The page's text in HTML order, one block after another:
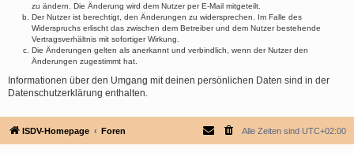
zu ändern. Die Änderung wird dem Nutzer per E-Mail mitgeteilt.
Der Nutzer ist berechtigt, den Änderungen zu widersprechen. Im Falle des
Widerspruchs erlischt das zwischen dem Betreiber und dem Nutzer bestehende
Vertragsverhältnis mit sofortiger Wirkung.
Die Änderungen gelten als anerkannt und verbindlich, wenn der Nutzer den
Änderungen zugestimmt hat.
Informationen über den Umgang mit deinen persönlichen Daten sind in der
Datenschutzerklärung enthalten.
ISDV-Homepage Foren Alle Zeiten sind UTC+02:00